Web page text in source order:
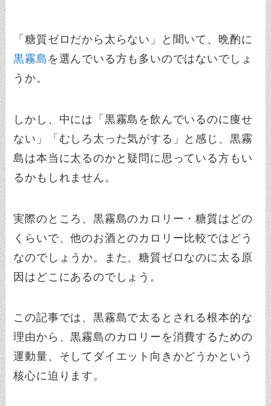
「糖質ゼロだから太らない」と聞いて、晩酌に
黒霧島 を選んでいる方も多いのではないでしょ
うか。
しかし、中には「黒霧島を飲んでいるのに痩せ
ない」「むしろ太った気がする」と感じ、黒霧
島は本当に太るのかと疑問に思っている方もい
るかもしれません。
実際のところ、黒霧島のカロリー・糖質はどの
くらいで、他のお酒とのカロリー比較ではどう
なのでしょうか。また、糖質ゼロなのに太る原
因はどこにあるのでしょう。
この記事では、黒霧島で太るとされる根本的な
理由から、黒霧島のカロリーを消費するための
運動量、そしてダイエット向きかどうかという
核心に迫ります。